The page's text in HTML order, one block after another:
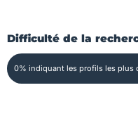
Difficulté de la